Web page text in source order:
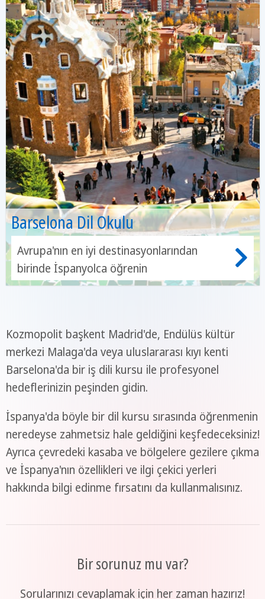
Barselona Dil Okulu
Avrupa'nın en iyi destinasyonlarından
birinde İspanyolca öğrenin
Kozmopolit başkent Madrid'de, Endülüs kültür
merkezi Malaga'da veya uluslararası kıyı kenti
Barselona'da bir iş dili kursu ile profesyonel
hedeflerinizin peşinden gidin.
İspanya'da böyle bir dil kursu sırasında öğrenmenin
neredeyse zahmetsiz hale geldiğini keşfedeceksiniz!
Ayrıca çevredeki kasaba ve bölgelere gezilere çıkma
ve İspanya'nın özellikleri ve ilgi çekici yerleri
hakkında bilgi edinme fırsatını da kullanmalısınız.
Bir sorunuz mu var?
Sorularınızı cevaplamak için her zaman hazırız!